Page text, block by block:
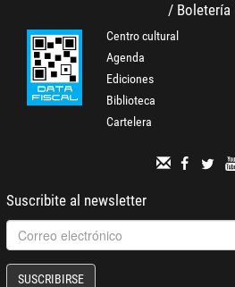
/ Boletería
Centro cultural
Agenda
Ediciones
Biblioteca
Cartelera
Suscribite al newsletter
SUSCRIBIRSE